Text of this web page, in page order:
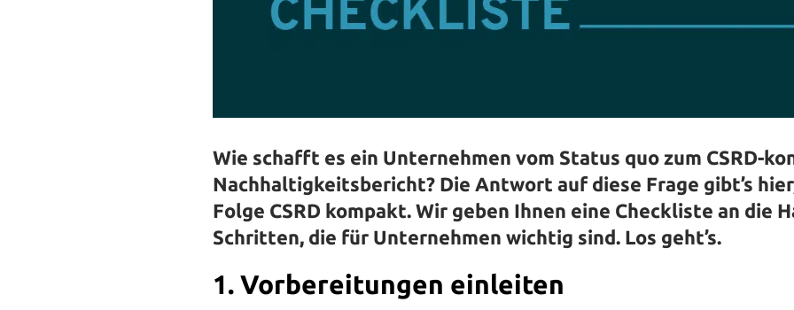
Wie schafft es ein Unternehmen vom Status quo zum CSRD-
Nachhaltigkeitsbericht? Die Antwort auf diese Frage gibt’s
Folge CSRD kompakt. Wir geben Ihnen eine Checkliste an die
Schritten, die für Unternehmen wichtig sind. Los geht’s.
1. Vorbereitungen einleiten